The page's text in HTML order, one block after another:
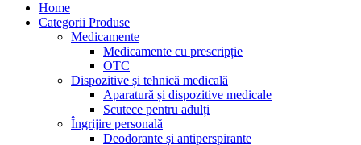
Home
Categorii Produse
Medicamente
Medicamente cu prescripție
OTC
Dispozitive și tehnică medicală
Aparatură și dispozitive medicale
Scutece pentru adulți
Îngrijire personală
Deodorante și antiperspirante